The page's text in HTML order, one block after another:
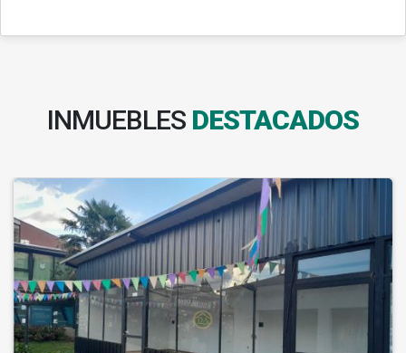
INMUEBLES DESTACADOS